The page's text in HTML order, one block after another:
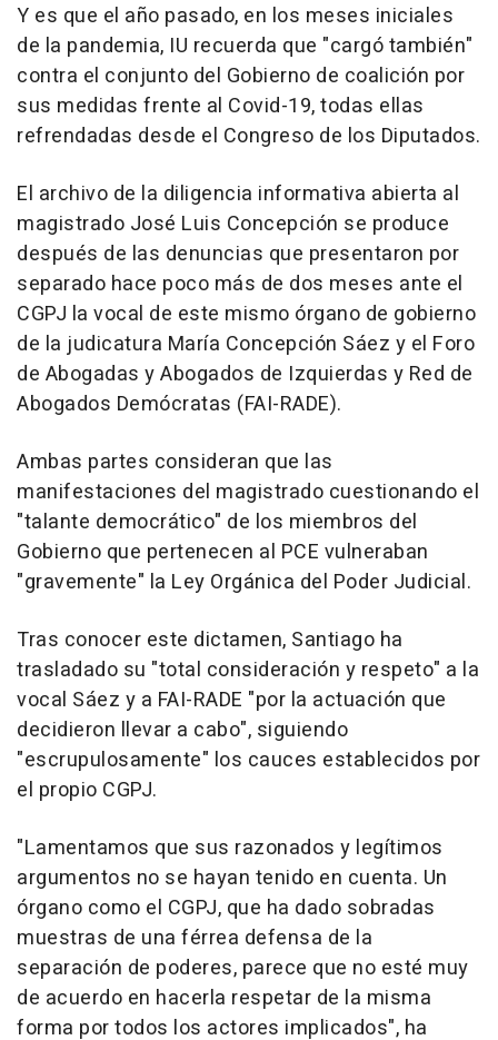
Y es que el año pasado, en los meses iniciales
de la pandemia, IU recuerda que "cargó también"
contra el conjunto del Gobierno de coalición por
sus medidas frente al Covid-19, todas ellas
refrendadas desde el Congreso de los Diputados.
El archivo de la diligencia informativa abierta al
magistrado José Luis Concepción se produce
después de las denuncias que presentaron por
separado hace poco más de dos meses ante el
CGPJ la vocal de este mismo órgano de gobierno
de la judicatura María Concepción Sáez y el Foro
de Abogadas y Abogados de Izquierdas y Red de
Abogados Demócratas (FAI-RADE).
Ambas partes consideran que las
manifestaciones del magistrado cuestionando el
"talante democrático" de los miembros del
Gobierno que pertenecen al PCE vulneraban
"gravemente" la Ley Orgánica del Poder Judicial.
Tras conocer este dictamen, Santiago ha
trasladado su "total consideración y respeto" a la
vocal Sáez y a FAI-RADE "por la actuación que
decidieron llevar a cabo", siguiendo
"escrupulosamente" los cauces establecidos por
el propio CGPJ.
"Lamentamos que sus razonados y legítimos
argumentos no se hayan tenido en cuenta. Un
órgano como el CGPJ, que ha dado sobradas
muestras de una férrea defensa de la
separación de poderes, parece que no esté muy
de acuerdo en hacerla respetar de la misma
forma por todos los actores implicados", ha